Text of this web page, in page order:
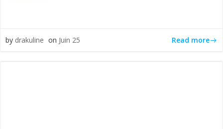
by drakuline on Juin 25 Read more